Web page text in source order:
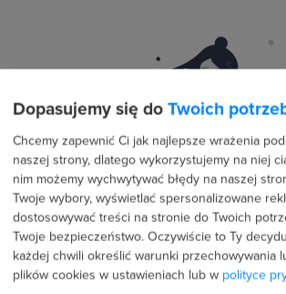
Sprawdzaj na bieżąco Swoje
Zdobywaj nowe osiągnięcia i
Dopasujemy się do Twoich
Chcemy zapewnić Ci jak najlepsze wrażenia
naszej strony, dlatego wykorzystujemy na niej
nim możemy wychwytywać błędy na naszej
Twoje wybory, wyświetlać spersonalizowane
dostosowywać treści na stronie do Twoich
Twoje bezpieczeństwo. Oczywiście to Ty
każdej chwili określić warunki przechowywania
plików cookies w ustawieniach lub w polityce